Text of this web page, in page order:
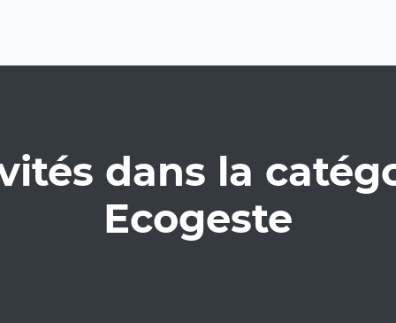
dans la
Ecogeste